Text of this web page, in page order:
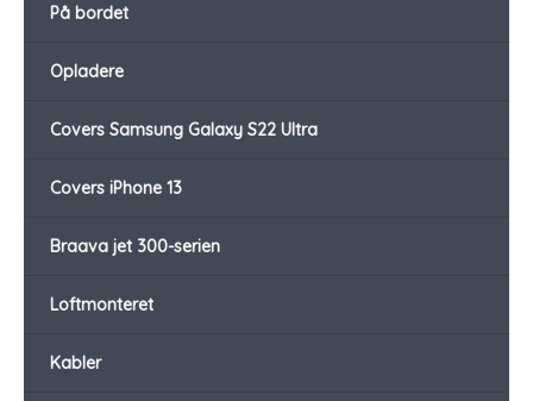
På bordet
Opladere
Covers Samsung Galaxy S22 Ultra
Covers iPhone 13
Braava jet 300-serien
Loftmonteret
Kabler